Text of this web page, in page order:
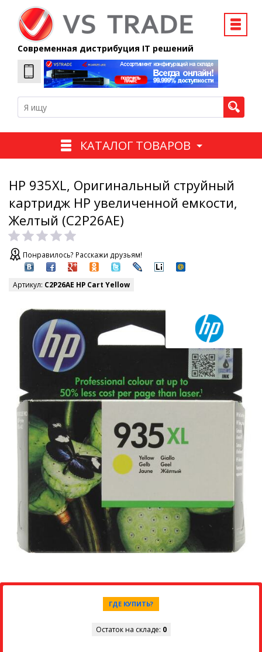
Современная дистрибуция IT решений
КАТАЛОГ ТОВАРОВ
HP 935XL, Оригинальный струйный
картридж HP увеличенной емкости,
Желтый (C2P26AE)
Понравилось? Расскажи друзьям!
Артикул: C2P26AE HP Cart Yellow
ГДЕ КУПИТЬ?
Остаток на складе: 0